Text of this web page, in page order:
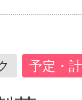
予定・